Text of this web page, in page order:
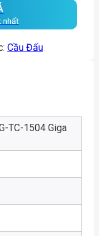
nhất
Cầu Đấu
TC-1504 Giga